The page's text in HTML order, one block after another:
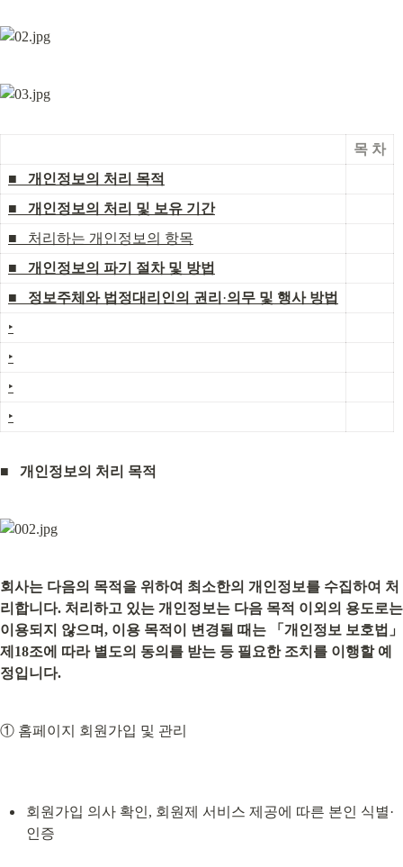
목 차
■
개인정보의 처리 목적
■
개인정보의 처리 및 보유 기간
■
   처리하는 개인정보의 항목
■
개인정보의 파기 절차 및 방법
■
정보주체와 법정대리인의 권리 ·의무 및 행사 방법
‣
‣
‣
‣
■ 개인정보의 처리 목적
회사는 다음의 목적을 위하여 최소한의 개인정보를 수집하여 처
리합니다. 처리하고 있는 개인정보는 다음 목적 이외의 용도로는
이용되지 않으며, 이용 목적이 변경될 때는 「개인정보 보호법」
제18조에 따라 별도의 동의를 받는 등 필요한 조치를 이행할 예
정입니다.
① 홈페이지 회원가입 및 관리
회원가입 의사 확인, 회원제 서비스 제공에 따른 본인 식별·
인증